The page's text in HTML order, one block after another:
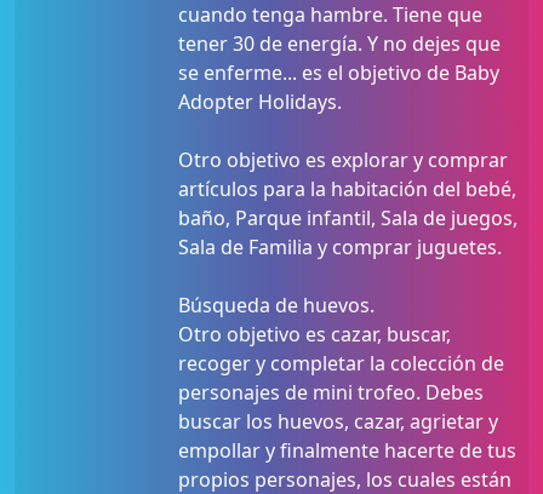
cuando tenga hambre. Tiene que
tener 30 de energía. Y no dejes que
se enferme... es el objetivo de Baby
Adopter Holidays.
Otro objetivo es explorar y comprar
artículos para la habitación del bebé,
baño, Parque infantil, Sala de juegos,
Sala de Familia y comprar juguetes.
Búsqueda de huevos.
Otro objetivo es cazar, buscar,
recoger y completar la colección de
personajes de mini trofeo. Debes
buscar los huevos, cazar, agrietar y
empollar y finalmente hacerte de tus
propios personajes, los cuales están